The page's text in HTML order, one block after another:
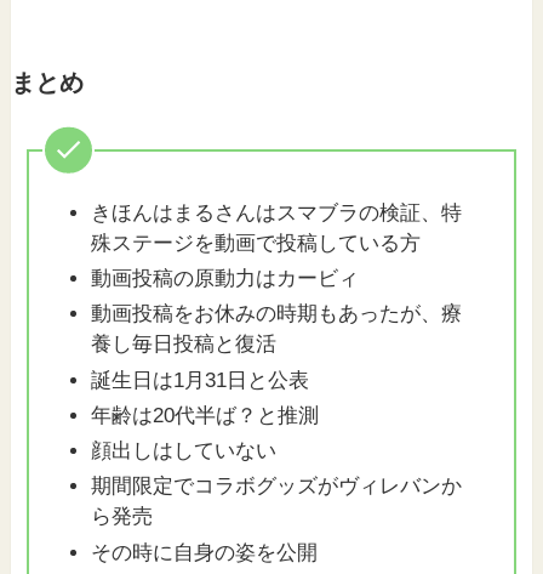
まとめ
きほんはまるさんはスマブラの検証、特
殊ステージを動画で投稿している方
動画投稿の原動力はカービィ
動画投稿をお休みの時期もあったが、療
養し毎日投稿と復活
誕生日は1月31日と公表
年齢は20代半ば？と推測
顔出しはしていない
期間限定でコラボグッズがヴィレバンか
ら発売
その時に自身の姿を公開